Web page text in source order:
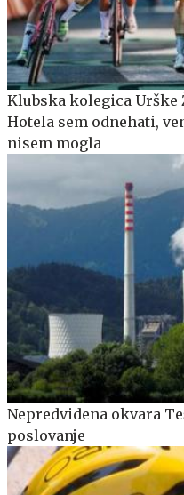
Klubska kolegica Urške
Hotela sem odnehati,
nisem mogla
Nepredvidena okvara
poslovanje